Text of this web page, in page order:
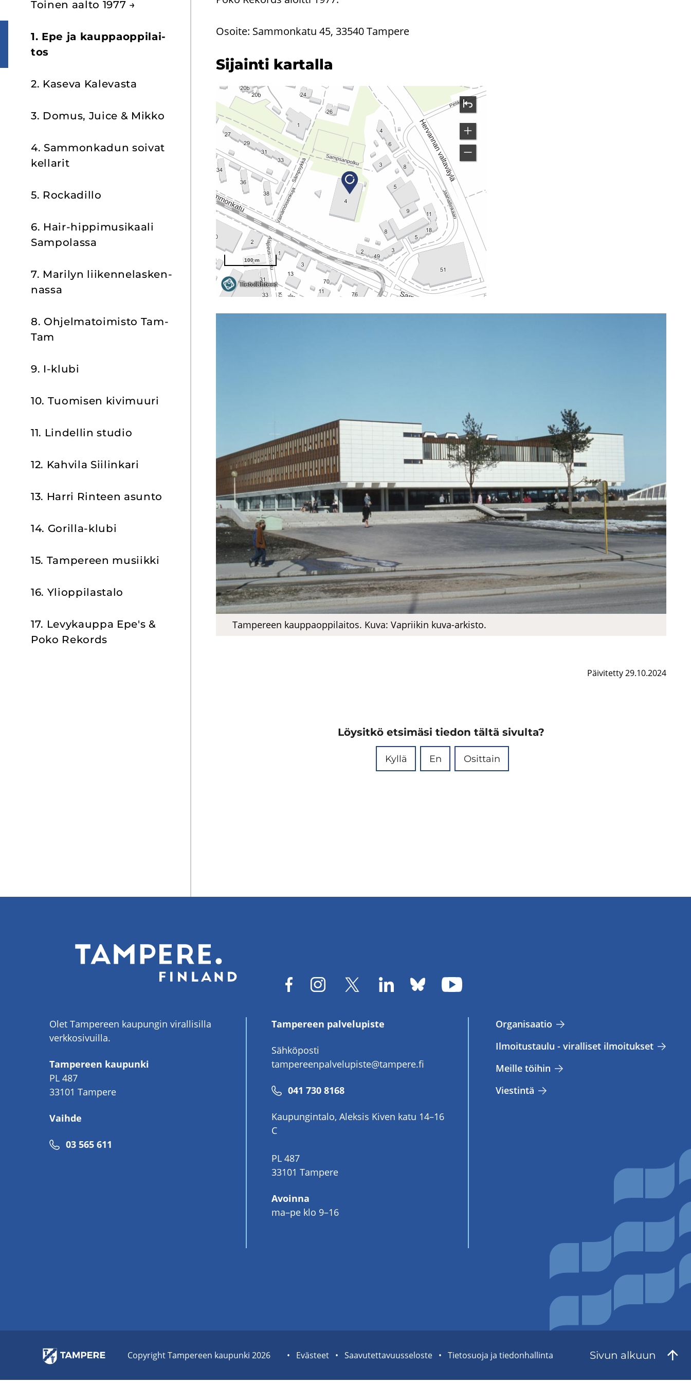
Toi­nen aalto 1977 →
1. Epe ja kaup­paop­pi­lai­
tos
2. Ka­se­va Ka­le­vas­ta
3. Domus, Juice & Mikko
4. Sam­mon­ka­dun soi­vat
kel­la­rit
5. Roc­ka­dil­lo
6. Hair-​hippimusikaali
Sam­po­las­sa
7. Ma­ri­lyn lii­ken­ne­las­ken­
nas­sa
8. Oh­jel­ma­toi­mis­to Tam-​
Tam
9. I-​klubi
10. Tuo­mi­sen ki­vi­muu­ri
11. Lin­del­lin stu­dio
12. Kah­vi­la Sii­lin­ka­ri
13. Harri Rin­teen asun­to
14. Gorilla-​klubi
15. Tam­pe­reen musiik­ki
16. Yli­op­pi­las­ta­lo
17. Le­vy­kaup­pa Epe's &
Poko Re­kords
Osoite: Sammonkatu 45, 33540 Tampere
Si­jain­ti kar­tal­la
Tam­pe­reen kaup­paop­pi­lai­tos. Kuva: Vaprii­kin kuva-​arkisto.
Päivitetty 29.10.2024
Löysitkö etsimäsi tiedon tältä sivulta?
Kyllä En Osittain
Olet Tampereen kaupungin virallisilla
verkkosivuilla.
Tampereen kaupunki
PL 487
33101 Tampere
Vaihde
Puhelinnumero
03 565 611
Tampereen palvelupiste
Sähköposti
tampereenpalvelupiste@tampere.fi
Puhelinnumero
041 730 8168
Kaupungintalo, Aleksis Kiven katu 14–16
C
PL 487
33101 Tampere
Avoinna
ma–pe klo 9–16
Or­ga­ni­saa­tio
Il­moi­tus­tau­lu - vi­ral­li­set il­moi­tuk­set
Meil­le töi­hin
Vies­tin­tä
Co­py­right Tam­pe­reen kau­pun­ki 2026
Sivuston
Eväs­teet Saa­vu­tet­ta­vuus­se­los­te Tie­to­suo­ja ja tie­don­hal­lin­ta Sivun al­kuun